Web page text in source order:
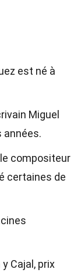
est né à
Miguel
années.
compositeur
certaines de
y Cajal, prix